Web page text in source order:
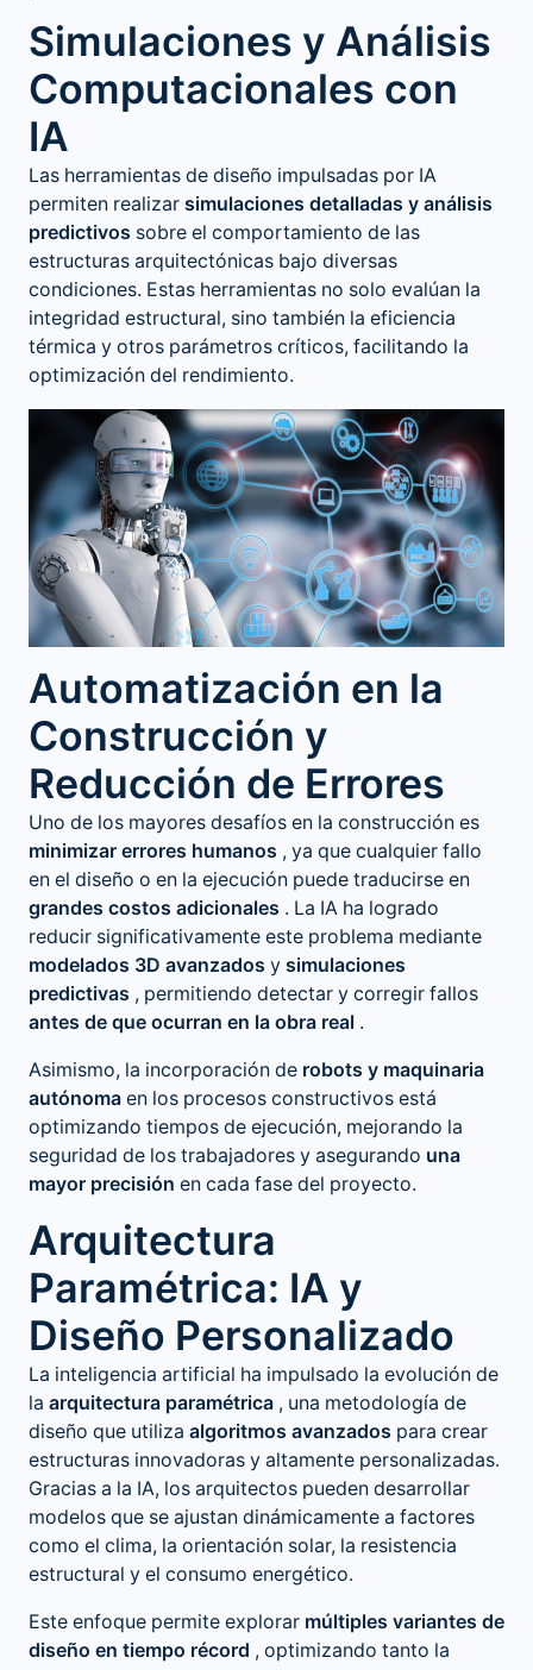
Simulaciones y Análisis
Computacionales con
IA
Las herramientas de diseño impulsadas por IA
permiten realizar simulaciones detalladas y análisis
predictivos sobre el comportamiento de las
estructuras arquitectónicas bajo diversas
condiciones. Estas herramientas no solo evalúan la
integridad estructural, sino también la eficiencia
térmica y otros parámetros críticos, facilitando la
optimización del rendimiento.
Automatización en la
Construcción y
Reducción de Errores
Uno de los mayores desafíos en la construcción es
minimizar errores humanos , ya que cualquier fallo
en el diseño o en la ejecución puede traducirse en
grandes costos adicionales . La IA ha logrado
reducir significativamente este problema mediante
modelados 3D avanzados y simulaciones
predictivas , permitiendo detectar y corregir fallos
antes de que ocurran en la obra real .
Asimismo, la incorporación de robots y maquinaria
autónoma en los procesos constructivos está
optimizando tiempos de ejecución, mejorando la
seguridad de los trabajadores y asegurando una
mayor precisión en cada fase del proyecto.
Arquitectura
Paramétrica: IA y
Diseño Personalizado
La inteligencia artificial ha impulsado la evolución de
la arquitectura paramétrica , una metodología de
diseño que utiliza algoritmos avanzados para crear
estructuras innovadoras y altamente personalizadas.
Gracias a la IA, los arquitectos pueden desarrollar
modelos que se ajustan dinámicamente a factores
como el clima, la orientación solar, la resistencia
estructural y el consumo energético.
Este enfoque permite explorar múltiples variantes de
diseño en tiempo récord , optimizando tanto la